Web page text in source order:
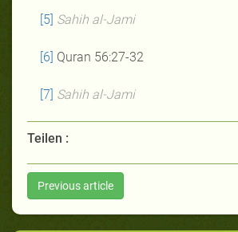
[5] Sahih al-Jami
[6] Quran 56:27-32
[7] Sahih al-Jami
Teilen :
Previous article